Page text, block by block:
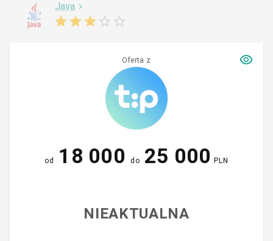
Java
Oferta z
od 18 000 do 25 000 PLN
NIEAKTUALNA